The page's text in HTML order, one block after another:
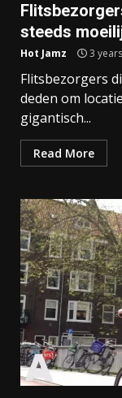
steeds
Hot Jamz 3
Flitsbezorgers
deden om
gigantisch...
Read More